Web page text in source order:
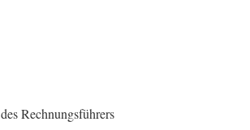
Rechnungsführers